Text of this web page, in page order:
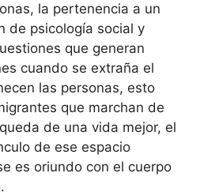
la pertenencia a un
de psicología social y
que generan
cuando se extraña el
las personas, esto
que marchan de
de una vida mejor, el
de ese espacio
es oriundo con el cuerpo